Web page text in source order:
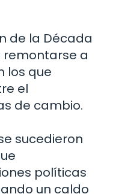
de la Década
remontarse a
los que
el
de cambio.
sucedieron
políticas
un caldo